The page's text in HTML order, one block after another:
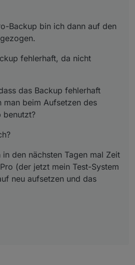
Backup bin ich dann auf den
fehlerhaft, da nicht
das Backup fehlerhaft
beim Aufsetzen des
benutzt?
den nächsten Tagen mal Zeit
(der jetzt mein Test-System
neu aufsetzen und das